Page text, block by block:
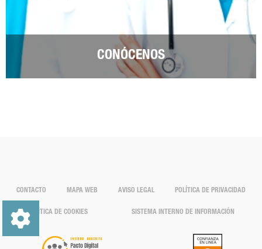
CONÓCENOS
CONTACTO MAPA WEB AVISO LEGAL POLÍTICA DE PRIVACIDAD
POLÍTICA DE COOKIES SISTEMA INTERNO DE INFORMACIÓN